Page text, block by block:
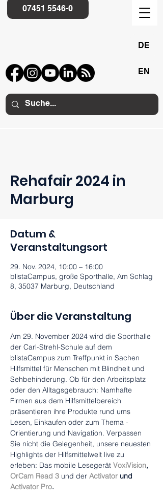
07451 5546-0
DE
EN
Rehafair 2024 in
Marburg
Datum &
Veranstaltungsort
29. Nov. 2024, 10:00 – 16:00
blistaCampus, große Sporthalle, Am Schlag
8, 35037 Marburg, Deutschland
Über die Veranstaltung
Am 29. November 2024 wird die Sporthalle
der Carl-Strehl-Schule auf dem
blistaCampus zum Treffpunkt in Sachen
Hilfsmittel für Menschen mit Blindheit und
Sehbehinderung. Ob für den Arbeitsplatz
oder den Alltagsgebrauch: Namhafte
Firmen aus dem Hilfsmittelbereich
präsentieren ihre Produkte rund ums
Lesen, Einkaufen oder zum Thema ­
Orientierung und Navigation. Verpassen
Sie nicht die Gelegenheit, unsere neuesten
Highlights der Hilfsmittelwelt live zu
erleben: Das mobile Lesegerät VoxiVision,
OrCam Read 3 und der Activator und
Activator Pro.